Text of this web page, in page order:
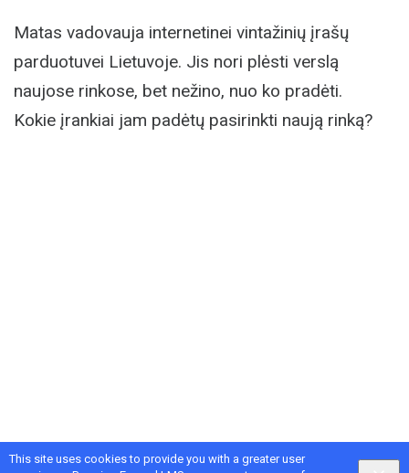
This site uses cookies to provide you with a greater user
Matas vadovauja internetinei vintažinių įrašų
parduotuvei Lietuvoje. Jis nori plėsti verslą
naujose rinkose, bet nežino, nuo ko pradėti.
Kokie įrankiai jam padėtų pasirinkti naują rinką?